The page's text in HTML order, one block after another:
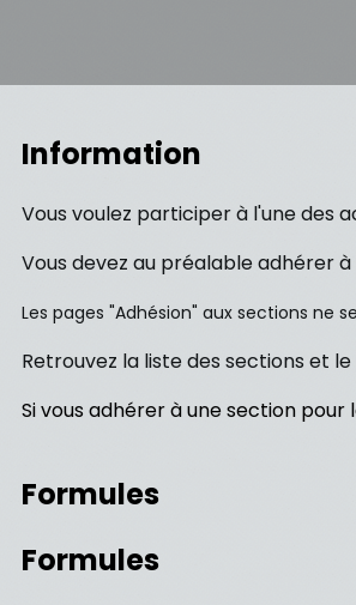
Information
Vous voulez participer à l'une des
Vous devez au préalable adhérer
Les pages "Adhésion" aux sections ne
Retrouvez la liste des sections et
Si vous adhérer à une section
Formules
Formules